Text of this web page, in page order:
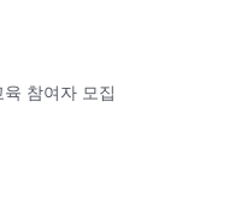
참여자 모집